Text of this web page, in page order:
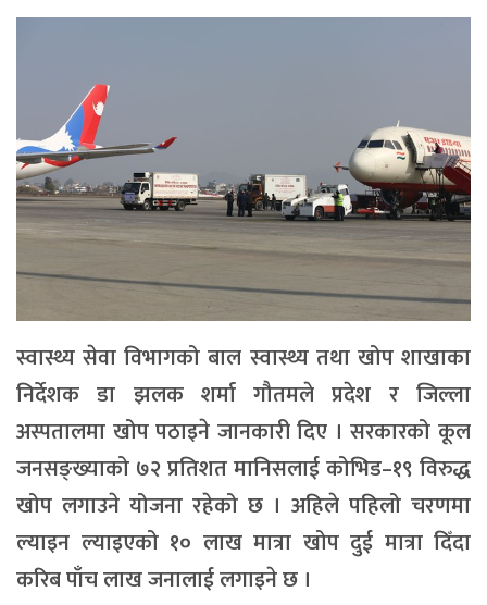
स्वास्थ्य सेवा विभागको बाल स्वास्थ्य तथा खोप शाखाका
निर्देशक डा झलक शर्मा गौतमले प्रदेश र जिल्ला
अस्पतालमा खोप पठाइने जानकारी दिए । सरकारको कूल
जनसङ्ख्याको ७२ प्रतिशत मानिसलाई कोभिड–१९ विरुद्ध
खोप लगाउने योजना रहेको छ । अहिले पहिलो चरणमा
ल्याइन ल्याइएको १० लाख मात्रा खोप दुई मात्रा दिँदा
करिब पाँच लाख जनालाई लगाइने छ ।